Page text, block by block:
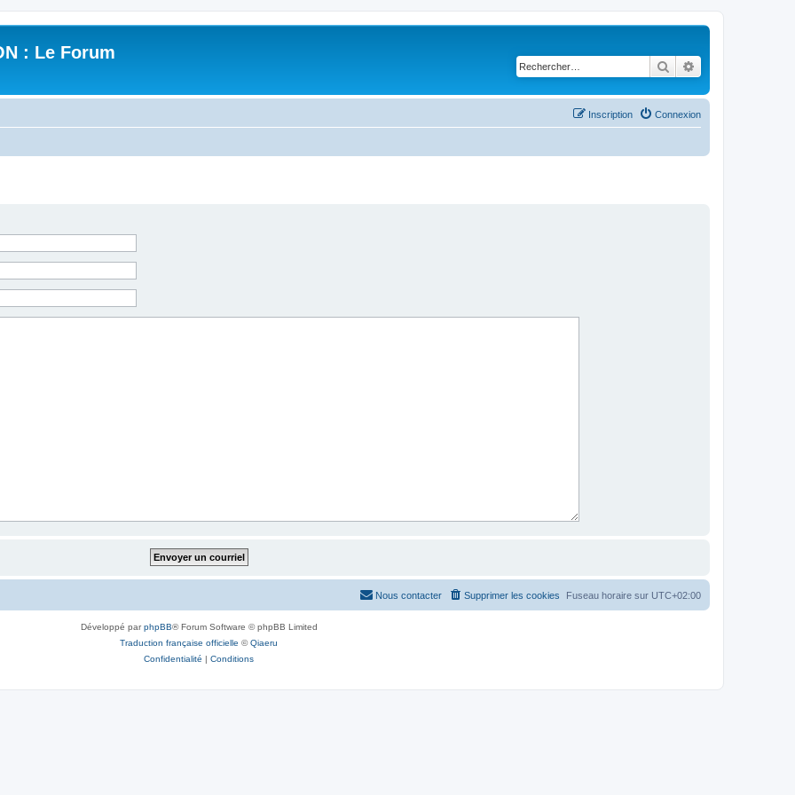
: Le Forum
Rechercher
Connexion
Inscription
Fuseau horaire sur UTC+02:00
Supprimer les cookies
Nous contacter
Développé parphpBB® Forum Software © phpBB Limited
Traduction française officielle ©Qiaeru
Confidentialité | Conditions